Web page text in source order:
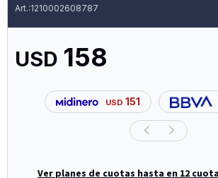
1210002608787
USD 158
USD 151
Ver planes de cuotas hasta en 12